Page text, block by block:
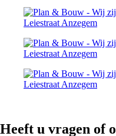
Heeft u vragen of